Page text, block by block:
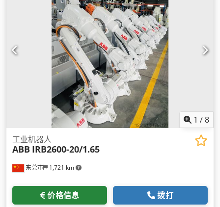
1 /8
东莞市 1,721 km
工业机器人
ABB IRB2600-20/1.65
价格信息 拨打